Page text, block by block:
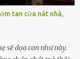
đặt cược cả thanh
lại chính mình. Tôi lên
và nỗi đau. Tôi v...
tan cửa nát nhà,
sẽ dọa con như này.